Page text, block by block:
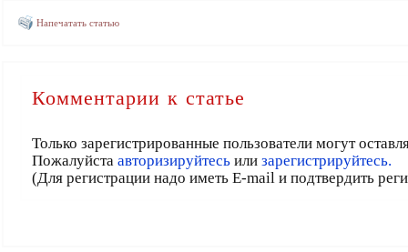
Напечатать статью
Комментарии к статье
Только зарегистрированные пользователи могут
Пожалуйста авторизируйтесьили зарегистрируйтесь.
(Для регистрации надо иметь E-mail и подтвердить